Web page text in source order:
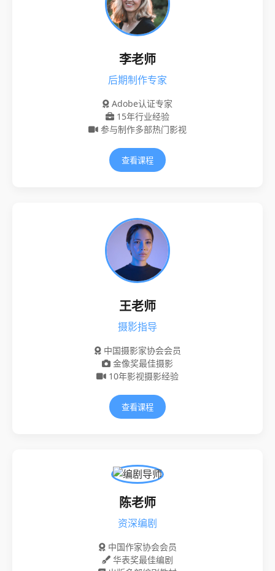
李老师
后期制作专家
Adobe认证专家
15年行业经验
参与制作多部热门影视
查看课程
王老师
摄影指导
中国摄影家协会会员
金像奖最佳摄影
10年影视摄影经验
查看课程
陈老师
资深编剧
中国作家协会会员
华表奖最佳编剧